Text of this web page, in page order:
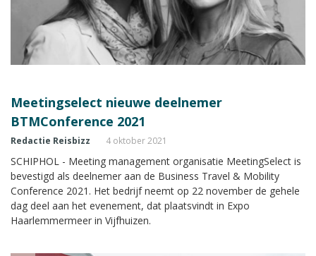
Meetingselect nieuwe deelnemer
BTMConference 2021
Redactie Reisbizz 4 oktober 2021
SCHIPHOL - Meeting management organisatie MeetingSelect is
bevestigd als deelnemer aan de Business Travel & Mobility
Conference 2021. Het bedrijf neemt op 22 november de gehele
dag deel aan het evenement, dat plaatsvindt in Expo
Haarlemmermeer in Vijfhuizen.